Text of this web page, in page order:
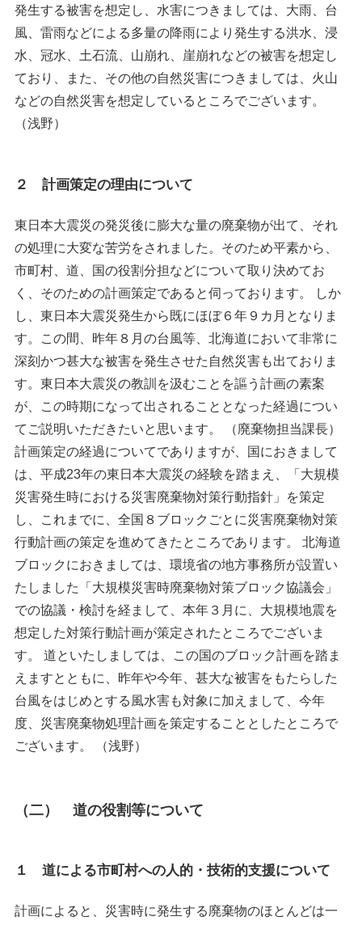
発生する被害を想定し、水害につきましては、大雨、台
風、雷雨などによる多量の降雨により発生する洪水、浸
水、冠水、土石流、山崩れ、崖崩れなどの被害を想定し
ており、また、その他の自然災害につきましては、火山
などの自然災害を想定しているところでございます。
（浅野）
２ 計画策定の理由について
東日本大震災の発災後に膨大な量の廃棄物が出て、それ
の処理に大変な苦労をされました。そのため平素から、
市町村、道、国の役割分担などについて取り決めてお
く、そのための計画策定であると伺っております。 しか
し、東日本大震災発生から既にほぼ６年９カ月となりま
す。この間、昨年８月の台風等、北海道において非常に
深刻かつ甚大な被害を発生させた自然災害も出ておりま
す。東日本大震災の教訓を汲むことを謳う計画の素案
が、この時期になって出されることとなった経過につい
てご説明いただきたいと思います。 （廃棄物担当課長）
計画策定の経過についてでありますが、国におきまして
は、平成23年の東日本大震災の経験を踏まえ、「大規模
災害発生時における災害廃棄物対策行動指針」を策定
し、これまでに、全国８ブロックごとに災害廃棄物対策
行動計画の策定を進めてきたところであります。 北海道
ブロックにおきましては、環境省の地方事務所が設置い
たしました「大規模災害時廃棄物対策ブロック協議会」
での協議・検討を経まして、本年３月に、大規模地震を
想定した対策行動計画が策定されたところでございま
す。 道といたしましては、この国のブロック計画を踏ま
えますとともに、昨年や今年、甚大な被害をもたらした
台風をはじめとする風水害も対象に加えまして、今年
度、災害廃棄物処理計画を策定することとしたところで
ございます。 （浅野）
（二） 道の役割等について
１ 道による市町村への人的・技術的支援について
計画によると、災害時に発生する廃棄物のほとんどは一